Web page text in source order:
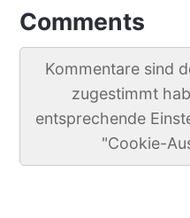
Comments
Kommentare sind
zugestimmt
entsprechende
"Cookie-